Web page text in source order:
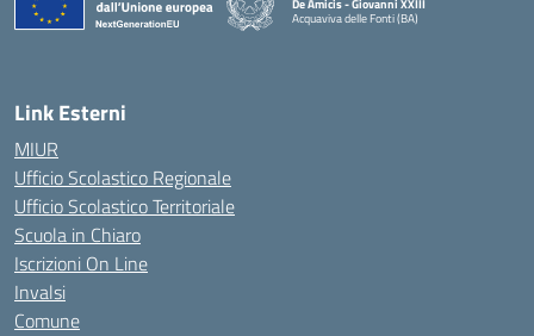
De Amicis - Giovanni XXIII
Acquaviva delle Fonti (BA)
— Visita la pagina iniziale della scuola
Link Esterni
MIUR
Ufficio Scolastico Regionale
Ufficio Scolastico Territoriale
Scuola in Chiaro
Iscrizioni On Line
Invalsi
Comune